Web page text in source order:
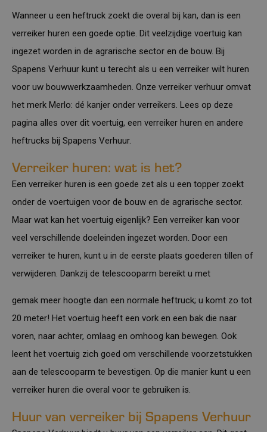
Wanneer u een heftruck zoekt die overal bij kan, dan is een
verreiker huren een goede optie. Dit veelzijdige voertuig kan
ingezet worden in de agrarische sector en de bouw. Bij
Spapens Verhuur kunt u terecht als u een verreiker wilt huren
voor uw bouwwerkzaamheden. Onze verreiker verhuur omvat
het merk Merlo: dé kanjer onder verreikers. Lees op deze
pagina alles over dit voertuig, een verreiker huren en andere
heftrucks bij Spapens Verhuur.
Verreiker huren: wat is het?
Een verreiker huren is een goede zet als u een topper zoekt
onder de voertuigen voor de bouw en de agrarische sector.
Maar wat kan het voertuig eigenlijk? Een verreiker kan voor
veel verschillende doeleinden ingezet worden. Door een
verreiker te huren, kunt u in de eerste plaats goederen tillen of
verwijderen. Dankzij de telescooparm bereikt u met
gemak meer hoogte dan een normale heftruck; u komt zo tot
20 meter! Het voertuig heeft een vork en een bak die naar
voren, naar achter, omlaag en omhoog kan bewegen. Ook
leent het voertuig zich goed om verschillende voorzetstukken
aan de telescooparm te bevestigen. Op die manier kunt u een
verreiker huren die overal voor te gebruiken is.
Huur van verreiker bij Spapens Verhuur